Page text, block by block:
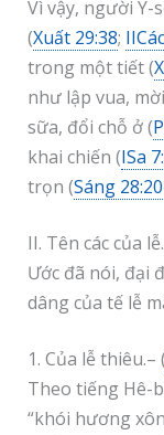
Vì vậy, người
(Xuất 29:38;
trong một tiết (
như lập vua,
sữa, đổi chỗ ở (
khai chiến (ISa
trọn (Sáng
II. Tên các của
Ước đã nói, đại
dâng của tế lễ
1. Của lễ thiêu.– (
Theo tiếng Hê-
“khói hương